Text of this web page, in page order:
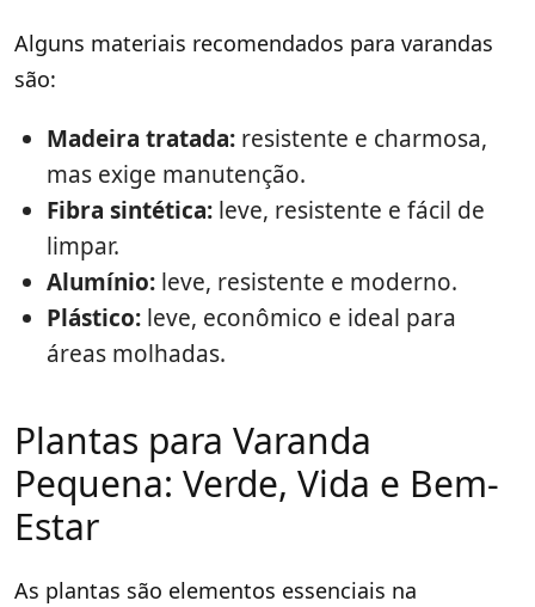
Alguns materiais recomendados para varandas
são:
Madeira tratada: resistente e charmosa,
mas exige manutenção.
Fibra sintética: leve, resistente e fácil de
limpar.
Alumínio: leve, resistente e moderno.
Plástico: leve, econômico e ideal para
áreas molhadas.
Plantas para Varanda
Pequena: Verde, Vida e Bem-
Estar
As plantas são elementos essenciais na